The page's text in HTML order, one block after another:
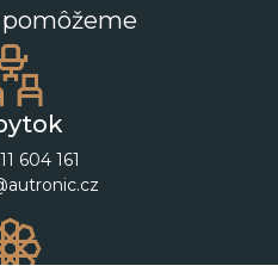
604 161